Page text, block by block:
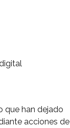
que han dejado
acciones de